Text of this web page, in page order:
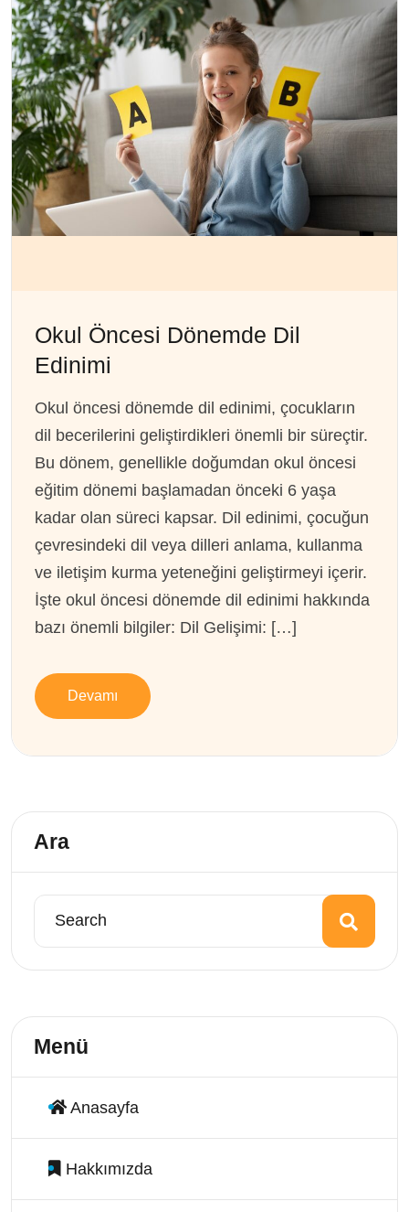
Okul Öncesi Dönemde Dil
Edinimi
Okul öncesi dönemde dil edinimi, çocukların
dil becerilerini geliştirdikleri önemli bir süreçtir.
Bu dönem, genellikle doğumdan okul öncesi
eğitim dönemi başlamadan önceki 6 yaşa
kadar olan süreci kapsar. Dil edinimi, çocuğun
çevresindeki dil veya dilleri anlama, kullanma
ve iletişim kurma yeteneğini geliştirmeyi içerir.
İşte okul öncesi dönemde dil edinimi hakkında
bazı önemli bilgiler: Dil Gelişimi: […]
Devamı
Ara
Menü
Anasayfa
Hakkımızda